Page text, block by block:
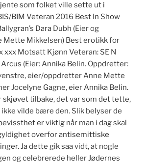
som folket ville sette ut i
BIM Veteran 2016 Best In Show
Dara Dubh (Eier og
Mette Mikkelsen) Best erotikk for
xxx Motsatt Kjønn Veteran: SE N
(Eier: Annika Belin. Oppdretter:
eier/oppdretter Anne Mette
Jocelyne Gagne, eier Annika Belin.
skjøvet tilbake, det var som det tette,
vilde bære den. Slik belyser de
er viktig når man i dag skal
overfor antisemittiske
Ja dette gik saa vidt, at nogle
og celebrerede heller Jødernes